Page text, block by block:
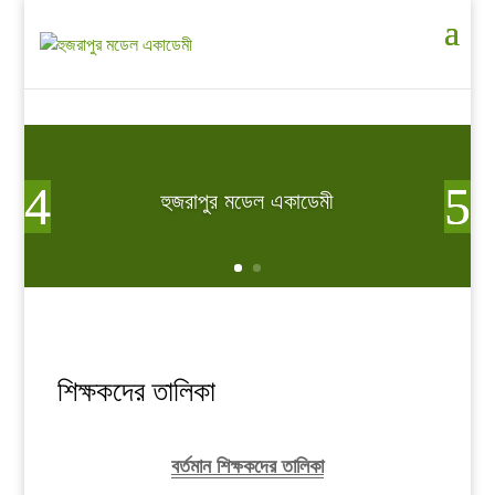
হুজরাপুর মডেল একাডেমী
শিক্ষকদের তালিকা
বর্তমান শিক্ষকদের তালিকা